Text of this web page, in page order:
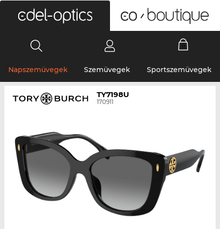
Napszemüvegek Szemüvegek Sportszemüvegek
TY7198U
170911